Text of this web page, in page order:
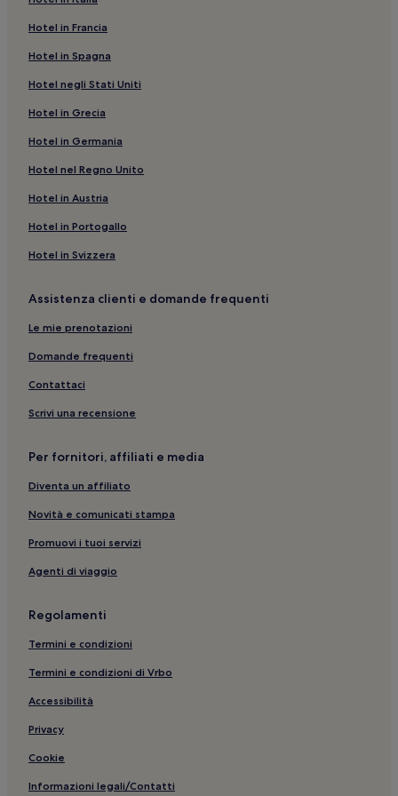
Venezia: Hotel con palestra
Negozio Olivetti: hotel nelle vicinanze
Veneto: hotel
Chiesa di Santa Maria dei Miracoli: hotel nelle vicinanze
Chiesa di San Giacomo di Rialto: hotel nelle vicinanze
Riva degli Schiavoni: hotel nelle vicinanze
Zattere: Appartamenti
Mestre: Inn
Isola di San Giorgio Maggiore: Guest house
Venezia: Guest house
Hotel in Francia
Hotel in Spagna
Hotel negli Stati Uniti
Hotel in Grecia
Hotel in Germania
Hotel nel Regno Unito
Hotel in Austria
Hotel in Portogallo
Hotel in Svizzera
Assistenza clienti e domande frequenti
Le mie prenotazioni
Domande frequenti
Contattaci
Scrivi una recensione
Per fornitori, affiliati e media
Diventa un affiliato
Novità e comunicati stampa
Promuovi i tuoi servizi
Agenti di viaggio
Regolamenti
Termini e condizioni
Termini e condizioni di Vrbo
Accessibilità
Privacy
Cookie
Informazioni legali/Contatti